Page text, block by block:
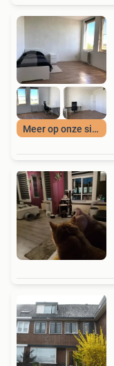
Meer op onze site